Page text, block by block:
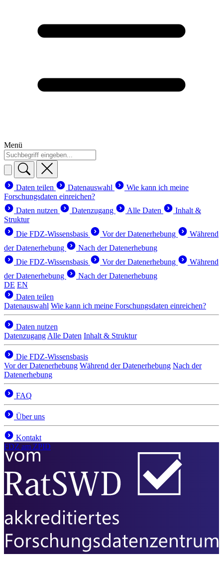
Menü
Daten teilen Datenauswahl
Wie kann ich meine
Forschungsdaten einreichen?
Daten nutzen
Datenzugang Alle Daten
Inhalt &
Struktur
Die FDZ-Wissensbasis
Vor der Datenerhebung
Während
der Datenerhebung
Nach der Datenerhebung
Die FDZ-Wissensbasis
Vor der Datenerhebung
Während
der Datenerhebung
Nach der Datenerhebung
DE EN
Daten teilen
Datenauswahl Wie kann ich meine Forschungsdaten einreichen?
Daten nutzen
Datenzugang Alle Daten Inhalt & Struktur
Die FDZ-Wissensbasis
Vor der Datenerhebung Während der Datenerhebung Nach der
Datenerhebung
FAQ
Über uns
Kontakt
FDZ am ZPID